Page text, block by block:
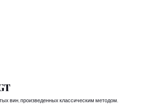
вин, произведенных классическим методом.